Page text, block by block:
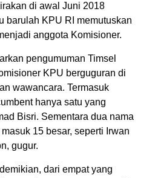
di awal Juni 2018
barulah KPU RI memutuskan
anggota Komisioner.
pengumuman Timsel
KPU berguguran di
wawancara. Termasuk
hanya satu yang
Bisri. Sementara dua nama
15 besar, seperti Irwan
gugur.
dari empat yang